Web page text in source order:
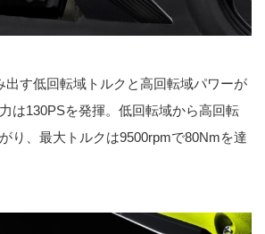
出す低回転域トルクと高回転域パワーが
は130PSを発揮。低回転域から高回転
り、最大トルクは9500rpmで80Nmを達